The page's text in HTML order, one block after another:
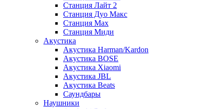
Станция Лайт 2
Станция Дуо Макс
Станция Max
Станция Миди
Акустика
Акустика Harman/Kardon
Акустика BOSE
Акустика Xiaomi
Акустика JBL
Акустика Beats
Саундбары
Наушники